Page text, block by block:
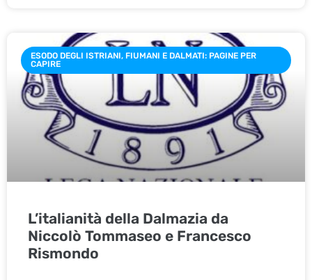
ESODO DEGLI ISTRIANI, FIUMANI E DALMATI: PAGINE PER
CAPIRE
L’italianità della Dalmazia da
Niccolò Tommaseo e Francesco
Rismondo